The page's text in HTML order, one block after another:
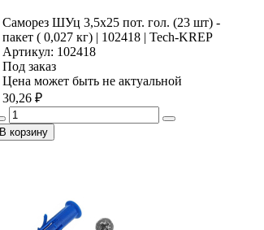
Саморез ШУц 3,5х25 пот. гол. (23 шт) -
пакет ( 0,027 кг) | 102418 | Tech-KREP
Артикул: 102418
Под заказ
Цена может быть не актуальной
30,26 ₽
В корзину